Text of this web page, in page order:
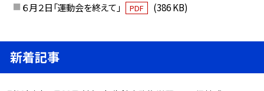
６月２日「運動会を終えて」
PDF (386 KB)
新着記事